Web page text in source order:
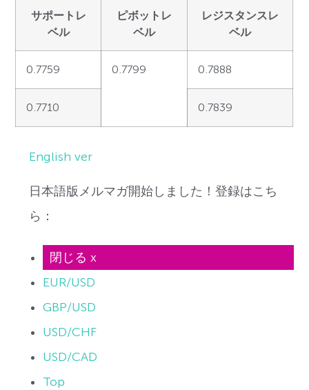
サポートレ
ベル
ピボットレ
ベル
レジスタンスレ
ベル
0.7759 0.7799 0.7888
0.7710 0.7839
English ver
日本語版メルマガ開始しました！登録はこち
ら：
閉じる x
EUR/USD
GBP/USD
USD/CHF
USD/CAD
Top